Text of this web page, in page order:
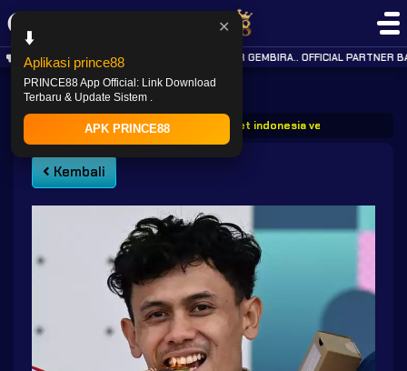
KABAR GEMBIRA.. OFFICIAL PARTNER
Post Prince88 atlet indonesia veddriq
Kembali
✕
⬇️
Aplikasi prince88
PRINCE88 App Official: Link Download
Terbaru & Update Sistem .
APK PRINCE88